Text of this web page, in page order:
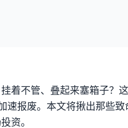
着不管、叠起来塞箱子？
速报废。本文将揪出那些致
资。